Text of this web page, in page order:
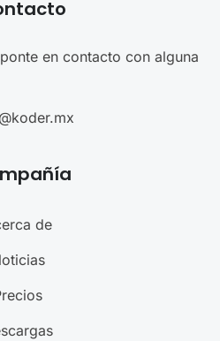
en contacto con alguna
de